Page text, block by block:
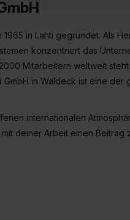
von Cookies der
zur Übermittlung
die Zukunft ganz oder
widerrufen. Weitere
Informationen:
in Lahti gegründet. Als
konzentriert das
Mitarbeitern weltweit
in Waldeck ist eine der
internationalen
deiner Arbeit einen Beitrag